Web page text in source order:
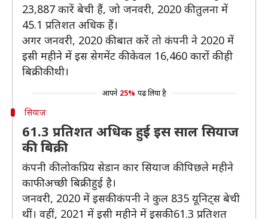
23,887 कारें बेची हैं, जो जनवरी, 2020 की तुलना में
45.1 प्रतिशत अधिक हैं।
अगर जनवरी, 2020 की बात करें तो कंपनी ने 2020 में
इसी महीने में इस सेगमेंट की केवल 16,460 कारों की ही
बिक्री की थी।
आपने 25% पढ़ लिया है
सियाज
61.3 प्रतिशत अधिक हुई इस साल सियाज
की बिक्री
कंपनी की लोकप्रिय सेडान कार सियाज की पिछले महीने
काफी अच्छी बिक्री हुई है।
जनवरी, 2020 में इसकी कंपनी ने कुल 835 यूनिट्स बेची
थीं। वहीं, 2021 में इसी महीने में इसकी 61.3 प्रतिशत